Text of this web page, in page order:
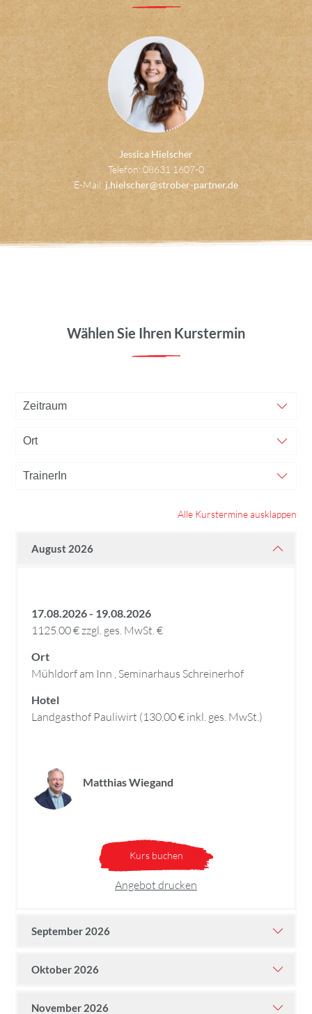
Jessica Hielscher
Telefon: 08631 1607-0
E-Mail: j.hielscher@strober-partner.de
Wählen Sie Ihren Kurstermin
Alle Kurstermine ausklappen
August 2026
17.08.2026 - 19.08.2026
1125.00 € zzgl. ges. MwSt. €
Ort
Mühldorf am Inn , Seminarhaus Schreinerhof
Hotel
Landgasthof Pauliwirt (130.00 € inkl. ges. MwSt.)
Matthias Wiegand
Kurs buchen
Angebot drucken
September 2026
Oktober 2026
November 2026